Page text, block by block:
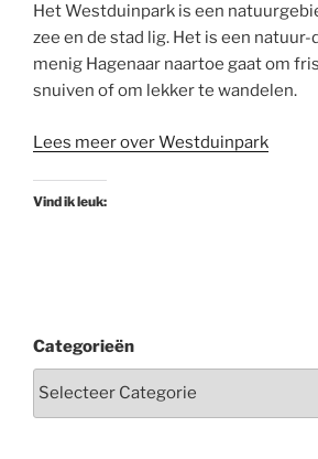
Het Westduinpark is een
zee en de stad lig. Het is een
menig Hagenaar naartoe gaat om
snuiven of om lekker te wandelen.
Lees meer over Westduinpark
Vind ik leuk:
Categorieën